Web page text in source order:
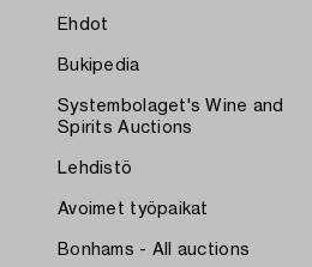
Ehdot
Bukipedia
Systembolaget's Wine and
Spirits Auctions
Lehdistö
Avoimet työpaikat
Bonhams - All auctions